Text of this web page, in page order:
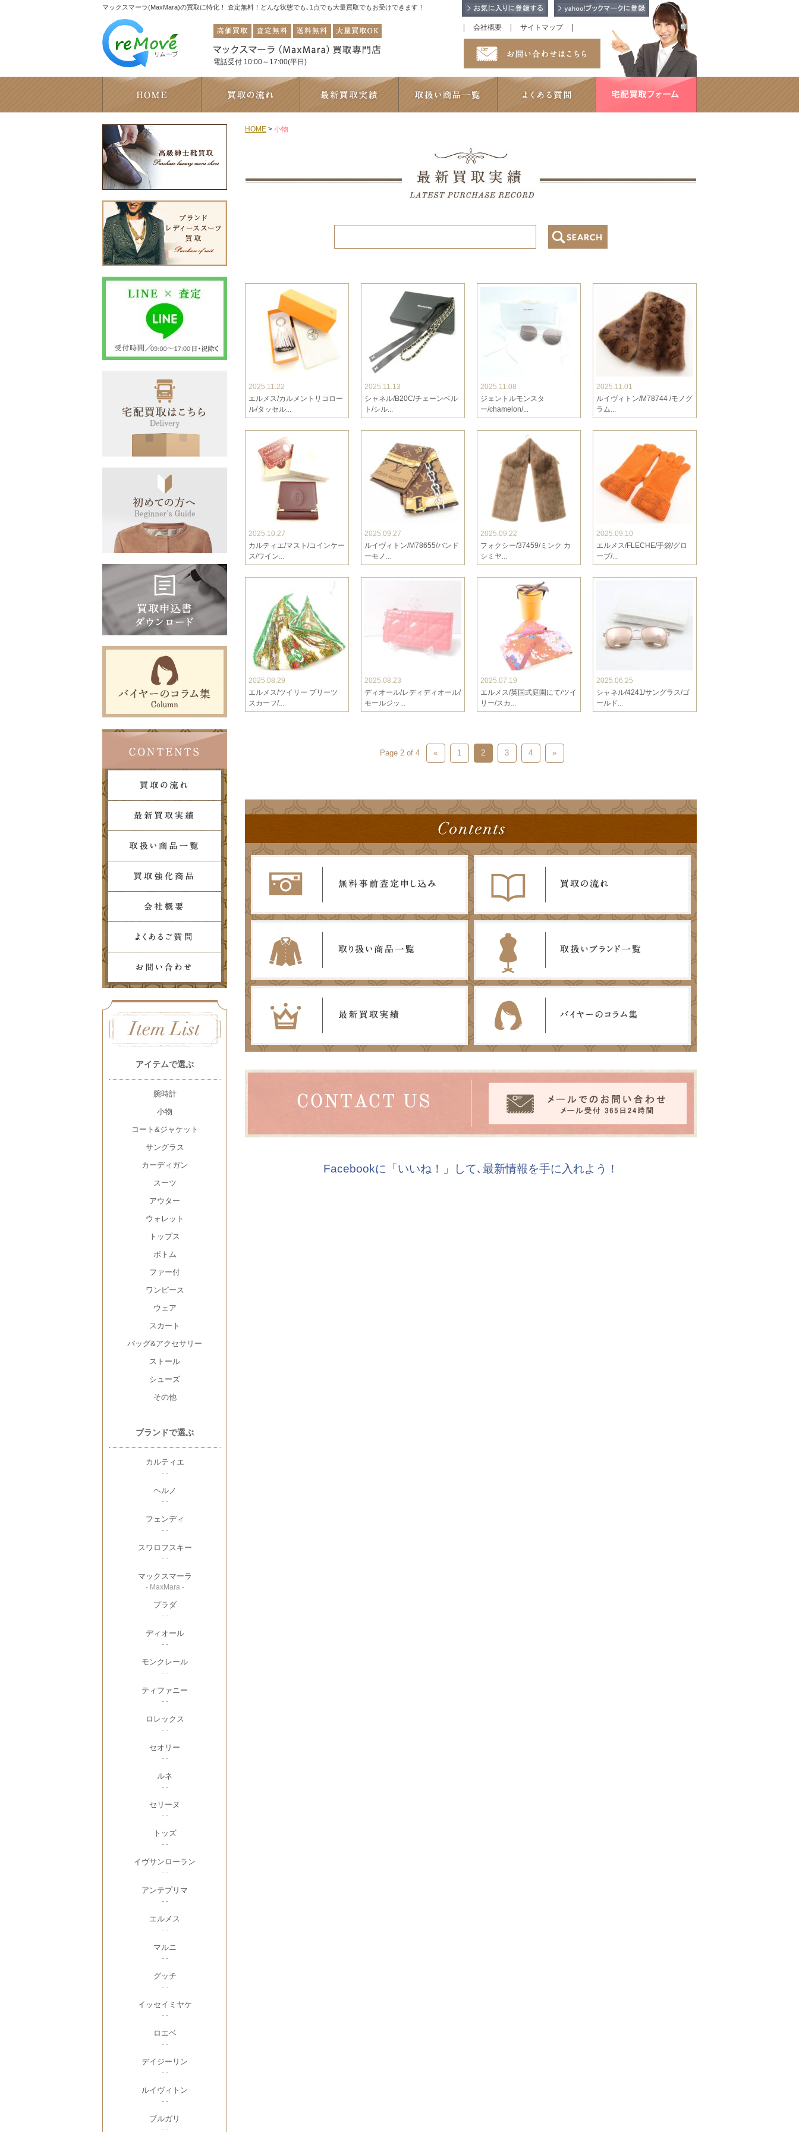
マックスマーラ(MaxMara)の買取に特化！ 査定無料！どんな状態でも､1点でも大量買取でもお受けできます！
電話受付 10:00～17:00(平日)
会社概要 サイトマップ
HOME > 小物
2025.11.22
エルメス/カルメントリコロー
ル/タッセル...
2025.11.13
シャネル/B20C/チェーンベル
ト/シル...
2025.11.08
ジェントルモンスタ
ー/chamelon/...
2025.11.01
ルイヴィトン/M78744 /モノグ
ラム...
2025.10.27
カルティエ/マスト/コインケー
ス/ワイン...
2025.09.27
ルイヴィトン/M78655/バンド
ーモノ...
2025.09.22
フォクシー/37459/ミンク カ
シミヤ...
2025.09.10
エルメス/FLECHE/手袋/グロ
ーブ/...
2025.08.29
エルメス/ツイリー プリーツ
スカーフ/...
2025.08.23
ディオール/レディディオール/
モールジッ...
2025.07.19
エルメス/英国式庭園にて/ツイ
リー/スカ...
2025.06.25
シャネル/4241/サングラス/ゴ
ールド...
Page 2 of 4 « 1 2 3 4 »
Facebookに「いいね！」して､最新情報を手に入れよう！
アイテムで選ぶ
腕時計
小物
コート&ジャケット
サングラス
カーディガン
スーツ
アウター
ウォレット
トップス
ボトム
ファー付
ワンピース
ウェア
スカート
バッグ&アクセサリー
ストール
シューズ
その他
ブランドで選ぶ
カルティエ
- -
ヘルノ
- -
フェンディ
- -
スワロフスキー
- -
マックスマーラ
- MaxMara -
プラダ
- -
ディオール
- -
モンクレール
- -
ティファニー
- -
ロレックス
- -
セオリー
- -
ルネ
- -
セリーヌ
- -
トッズ
- -
イヴサンローラン
- -
アンテプリマ
- -
エルメス
- -
マルニ
- -
グッチ
- -
イッセイミヤケ
- -
ロエベ
- -
デイジーリン
- -
ルイヴィトン
- -
ブルガリ
- -